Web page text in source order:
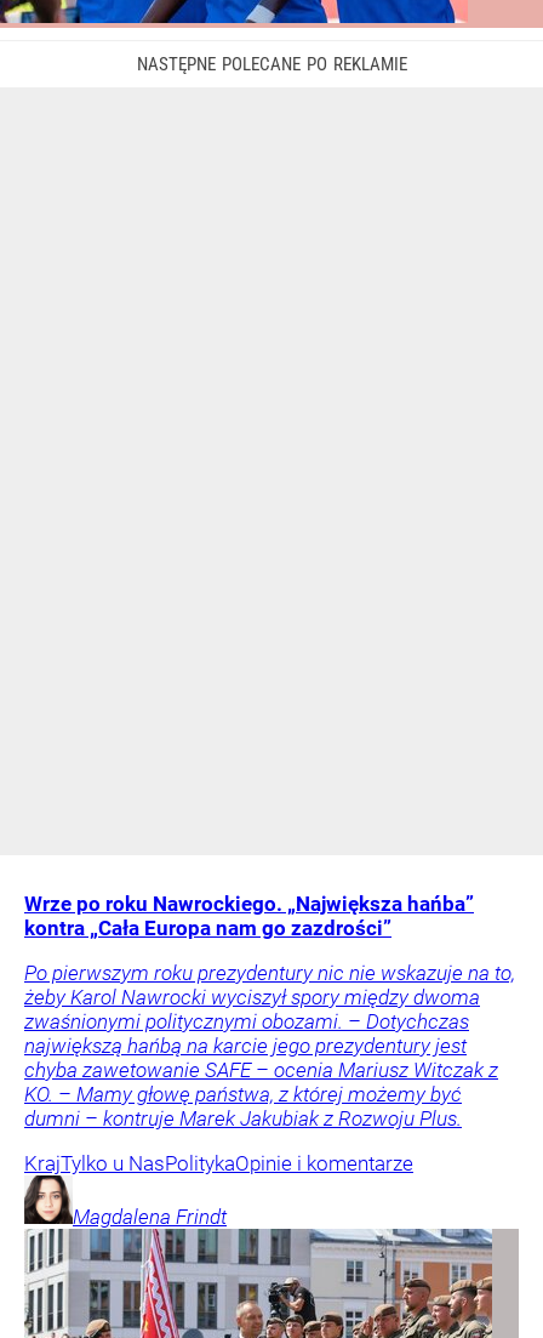
Wrze po roku Nawrockiego. „Największa hańba”
kontra „Cała Europa nam go zazdrości”
Po pierwszym roku prezydentury nic nie wskazuje na to,
żeby Karol Nawrocki wyciszył spory między dwoma
zwaśnionymi politycznymi obozami. – Dotychczas
największą hańbą na karcie jego prezydentury jest
chyba zawetowanie SAFE – ocenia Mariusz Witczak z
KO. – Mamy głowę państwa, z której możemy być
dumni – kontruje Marek Jakubiak z Rozwoju Plus.
KrajTylko u NasPolitykaOpinie i komentarze
Magdalena Frindt